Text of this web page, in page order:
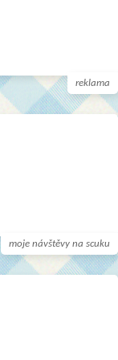
reklama
moje návštěvy na scuku